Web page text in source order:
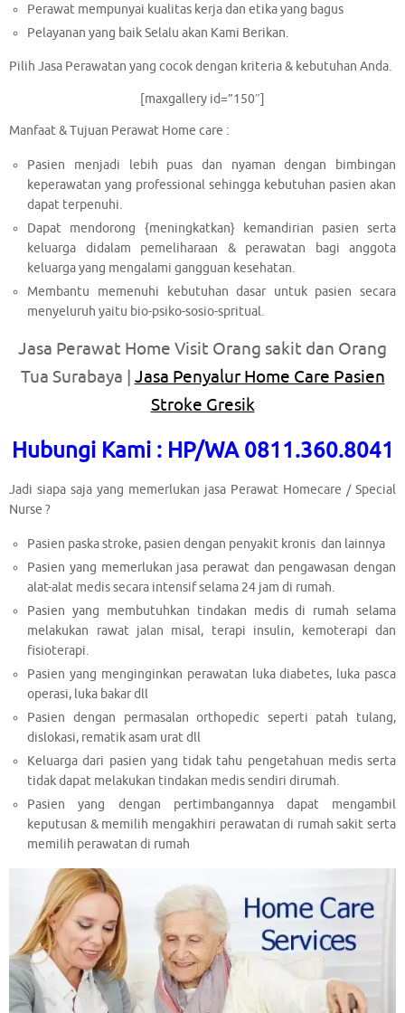
Perawat mempunyai kualitas kerja dan etika yang bagus
Pelayanan yang baik Selalu akan Kami Berikan.
Pilih Jasa Perawatan yang cocok dengan kriteria & kebutuhan Anda.
[maxgallery id=”150″]
Manfaat & Tujuan Perawat Home care :
Pasien menjadi lebih puas dan nyaman dengan bimbingan
keperawatan yang professional sehingga kebutuhan pasien akan
dapat terpenuhi.
Dapat mendorong {meningkatkan} kemandirian pasien serta
keluarga didalam pemeliharaan & perawatan bagi anggota
keluarga yang mengalami gangguan kesehatan.
Membantu memenuhi kebutuhan dasar untuk pasien secara
menyeluruh yaitu bio-psiko-sosio-spritual.
Jasa Perawat Home Visit Orang sakit dan Orang
Tua Surabaya | Jasa Penyalur Home Care Pasien
Stroke Gresik
Hubungi Kami : HP/WA 0811.360.8041
Jadi siapa saja yang memerlukan jasa Perawat Homecare / Special
Nurse ?
Pasien paska stroke, pasien dengan penyakit kronis dan lainnya
Pasien yang memerlukan jasa perawat dan pengawasan dengan
alat-alat medis secara intensif selama 24 jam di rumah.
Pasien yang membutuhkan tindakan medis di rumah selama
melakukan rawat jalan misal, terapi insulin, kemoterapi dan
fisioterapi.
Pasien yang menginginkan perawatan luka diabetes, luka pasca
operasi, luka bakar dll
Pasien dengan permasalan orthopedic seperti patah tulang,
dislokasi, rematik asam urat dll
Keluarga dari pasien yang tidak tahu pengetahuan medis serta
tidak dapat melakukan tindakan medis sendiri dirumah.
Pasien yang dengan pertimbangannya dapat mengambil
keputusan & memilih mengakhiri perawatan di rumah sakit serta
memilih perawatan di rumah